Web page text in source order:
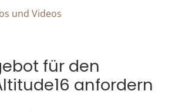
und Videos
für den
anfordern